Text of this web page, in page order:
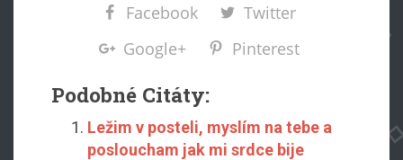
Facebook
Twitter
Google+
Pinterest
Podobné Citáty:
Ležim v posteli, myslím na tebe a
posloucham jak mi srdce bije